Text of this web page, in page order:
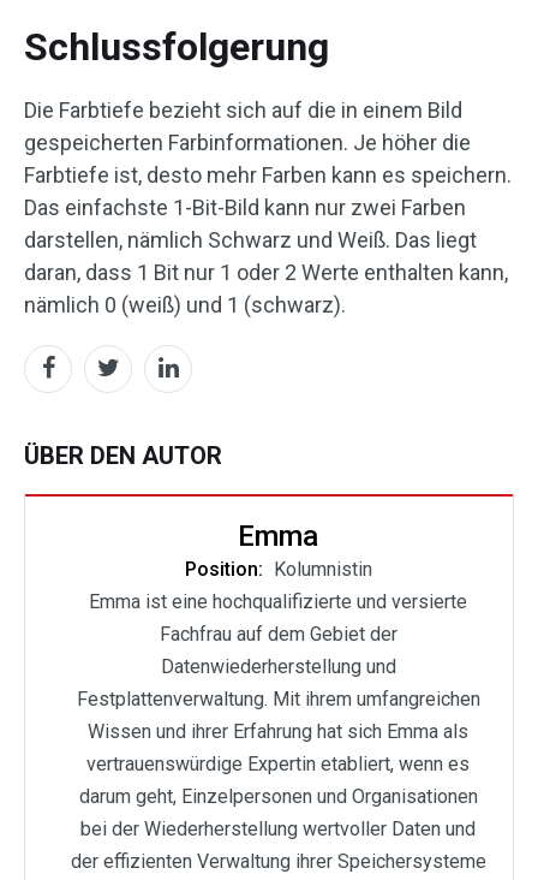
Schlussfolgerung
Die Farbtiefe bezieht sich auf die in einem Bild
gespeicherten Farbinformationen. Je höher die
Farbtiefe ist, desto mehr Farben kann es speichern.
Das einfachste 1-Bit-Bild kann nur zwei Farben
darstellen, nämlich Schwarz und Weiß. Das liegt
daran, dass 1 Bit nur 1 oder 2 Werte enthalten kann,
nämlich 0 (weiß) und 1 (schwarz).
ÜBER DEN AUTOR
Emma
Position: Kolumnistin
Emma ist eine hochqualifizierte und versierte
Fachfrau auf dem Gebiet der
Datenwiederherstellung und
Festplattenverwaltung. Mit ihrem umfangreichen
Wissen und ihrer Erfahrung hat sich Emma als
vertrauenswürdige Expertin etabliert, wenn es
darum geht, Einzelpersonen und Organisationen
bei der Wiederherstellung wertvoller Daten und
der effizienten Verwaltung ihrer Speichersysteme